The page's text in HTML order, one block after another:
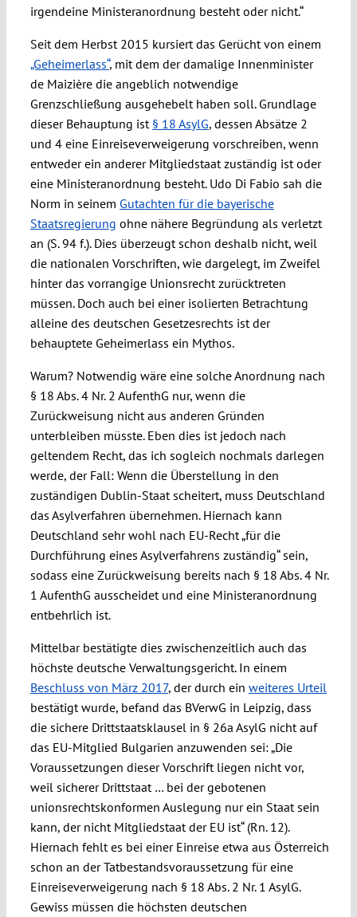
irgendeine Ministeranordnung besteht oder nicht.“
Seit dem Herbst 2015 kursiert das Gerücht von einem
„Geheimerlass“, mit dem der damalige Innenminister
de Maizière die angeblich notwendige
Grenzschließung ausgehebelt haben soll. Grundlage
dieser Behauptung ist § 18 AsylG, dessen Absätze 2
und 4 eine Einreiseverweigerung vorschreiben, wenn
entweder ein anderer Mitgliedstaat zuständig ist oder
eine Ministeranordnung besteht. Udo Di Fabio sah die
Norm in seinem Gutachten für die bayerische
Staatsregierung ohne nähere Begründung als verletzt
an (S. 94 f.). Dies überzeugt schon deshalb nicht, weil
die nationalen Vorschriften, wie dargelegt, im Zweifel
hinter das vorrangige Unionsrecht zurücktreten
müssen. Doch auch bei einer isolierten Betrachtung
alleine des deutschen Gesetzesrechts ist der
behauptete Geheimerlass ein Mythos.
Warum? Notwendig wäre eine solche Anordnung nach
§ 18 Abs. 4 Nr. 2 AufenthG nur, wenn die
Zurückweisung nicht aus anderen Gründen
unterbleiben müsste. Eben dies ist jedoch nach
geltendem Recht, das ich sogleich nochmals darlegen
werde, der Fall: Wenn die Überstellung in den
zuständigen Dublin-Staat scheitert, muss Deutschland
das Asylverfahren übernehmen. Hiernach kann
Deutschland sehr wohl nach EU-Recht „für die
Durchführung eines Asylverfahrens zuständig“ sein,
sodass eine Zurückweisung bereits nach § 18 Abs. 4 Nr.
1 AufenthG ausscheidet und eine Ministeranordnung
entbehrlich ist.
Mittelbar bestätigte dies zwischenzeitlich auch das
höchste deutsche Verwaltungsgericht. In einem
Beschluss von März 2017, der durch ein weiteres Urteil
bestätigt wurde, befand das BVerwG in Leipzig, dass
die sichere Drittstaatsklausel in § 26a AsylG nicht auf
das EU-Mitglied Bulgarien anzuwenden sei: „Die
Voraussetzungen dieser Vorschrift liegen nicht vor,
weil sicherer Drittstaat … bei der gebotenen
unionsrechtskonformen Auslegung nur ein Staat sein
kann, der nicht Mitgliedstaat der EU ist“ (Rn. 12).
Hiernach fehlt es bei einer Einreise etwa aus Österreich
schon an der Tatbestandsvoraussetzung für eine
Einreiseverweigerung nach § 18 Abs. 2 Nr. 1 AsylG.
Gewiss müssen die höchsten deutschen